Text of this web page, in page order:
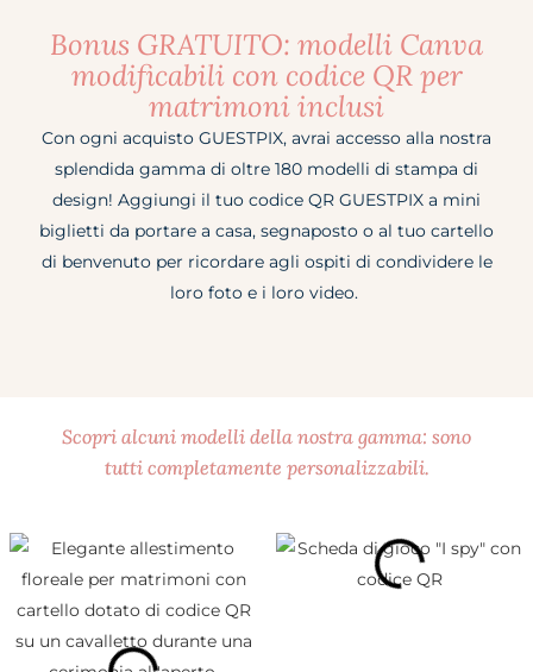
Bonus GRATUITO: modelli Canva
modificabili con codice QR per
matrimoni inclusi
Con ogni acquisto GUESTPIX, avrai accesso alla nostra
splendida gamma di oltre 180 modelli di stampa di
design! Aggiungi il tuo codice QR GUESTPIX a mini
biglietti da portare a casa, segnaposto o al tuo cartello
di benvenuto per ricordare agli ospiti di condividere le
loro foto e i loro video.
Scopri alcuni modelli della nostra gamma: sono
tutti completamente personalizzabili.